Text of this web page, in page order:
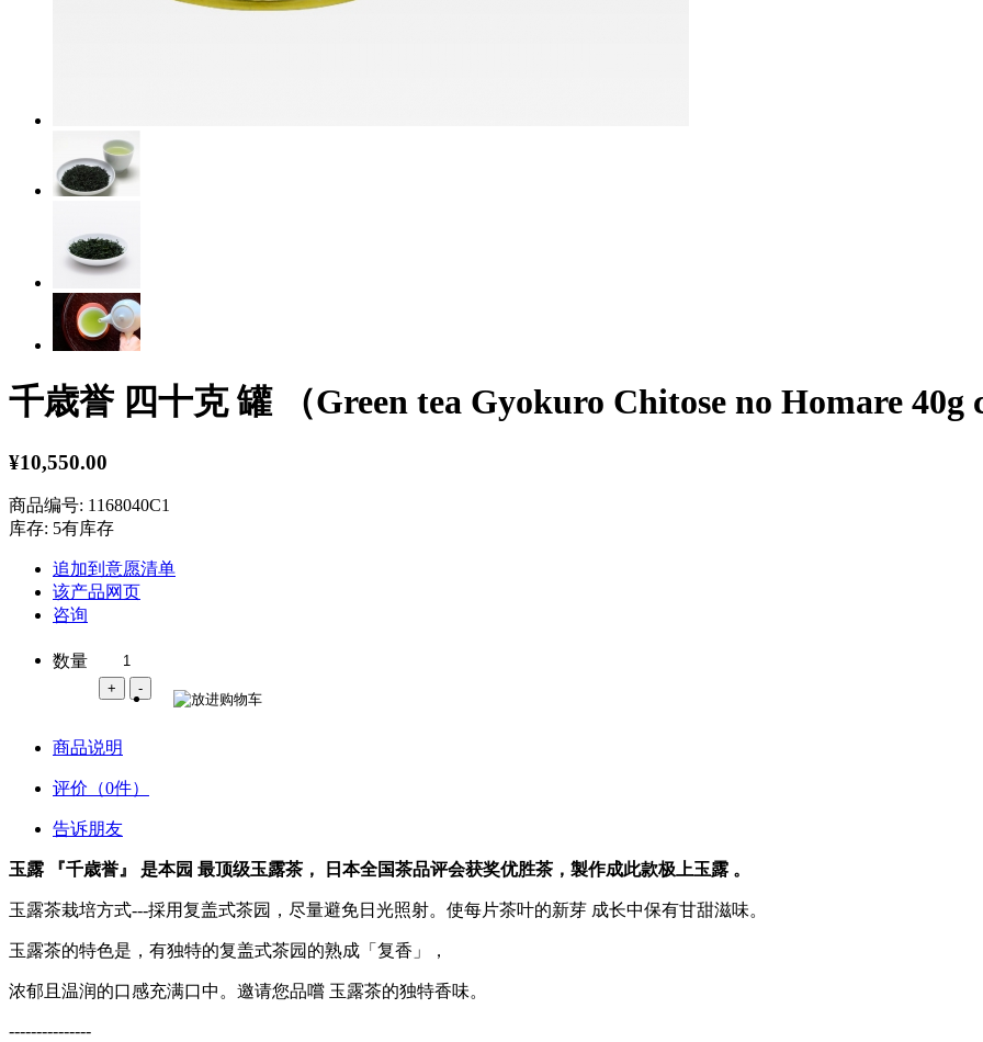
千歳誉 四十克 罐 （Green tea Gyokuro Chitose no Homare 40g
¥10,550.00
商品编号: 1168040C1
库存: 5有库存
追加到意愿清单
该产品网页
咨询
数量
商品说明
评价（0件）
告诉朋友
玉露 『千歳誉』 是本园 最顶级玉露茶， 日本全国茶品评会获奖优胜茶，製作成此款极上玉露 。
玉露茶栽培方式---採用复盖式茶园，尽量避免日光照射。使每片茶叶的新芽 成长中保有甘甜滋味。
玉露茶的特色是，有独特的复盖式茶园的熟成「复香」，
浓郁且温润的口感充满口中。邀请您品嚐 玉露茶的独特香味。
---------------